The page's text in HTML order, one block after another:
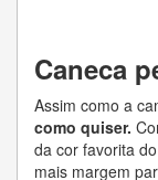
Caneca
Assim como a
como quiser.
da cor favorita
mais margem